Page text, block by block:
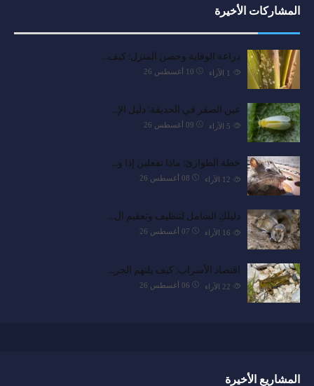
المشاركات الأخيرة
دراعة الوقاية وحصن المنزل: كيف…
10 أغسطس 26 الآراء
عين الصقر في الحديقة: دليل الإ…
09 أغسطس 26 الآراء
خطة الطوارئ: ماذا تفعلين إذا و…
08 أغسطس 26 الآراء
دليلكِ الشامل لتنظيف وتعقيم ال…
07 أغسطس 26 الآراء
اقتصاد الأسراب: كيف يلتهم الجر…
06 أغسطس 26 الآراء
المشاريع الأخيرة